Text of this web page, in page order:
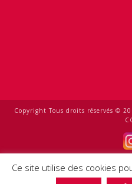
Copyright Tous droits réservés ©
Ce site utilise des cookies